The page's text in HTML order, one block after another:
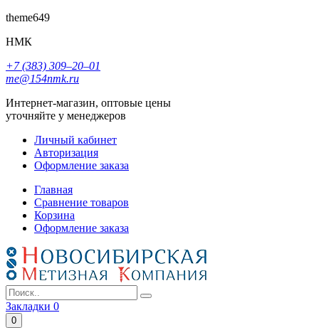
theme649
НМК
+7 (383) 309‒20‒01
me@154nmk.ru
Интернет-магазин, оптовые цены
уточняйте у менеджеров
Личный кабинет
Авторизация
Оформление заказа
Главная
Сравнение товаров
Корзина
Оформление заказа
Закладки 0
0